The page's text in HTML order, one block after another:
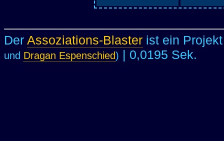
Der Assoziations-Blaster ist ein
und Dragan Espenschied) | 0,0195 Sek.